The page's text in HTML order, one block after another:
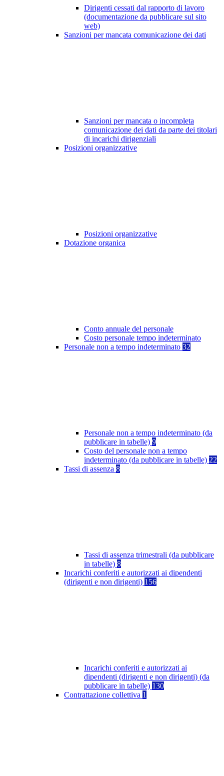
Dirigenti cessati dal rapporto di lavoro
(documentazione da pubblicare sul sito
web)
Sanzioni per mancata comunicazione dei dati
Sanzioni per mancata o incompleta
comunicazione dei dati da parte dei titolari
di incarichi dirigenziali
Posizioni organizzative
Posizioni organizzative
Dotazione organica
Conto annuale del personale
Costo personale tempo indeterminato
Personale non a tempo indeterminato 32
Personale non a tempo indeterminato (da
pubblicare in tabelle) 9
Costo del personale non a tempo
indeterminato (da pubblicare in tabelle) 22
Tassi di assenza 8
Tassi di assenza trimestrali (da pubblicare
in tabelle) 8
Incarichi conferiti e autorizzati ai dipendenti
(dirigenti e non dirigenti) 156
Incarichi conferiti e autorizzati ai
dipendenti (dirigenti e non dirigenti) (da
pubblicare in tabelle) 130
Contrattazione collettiva 1